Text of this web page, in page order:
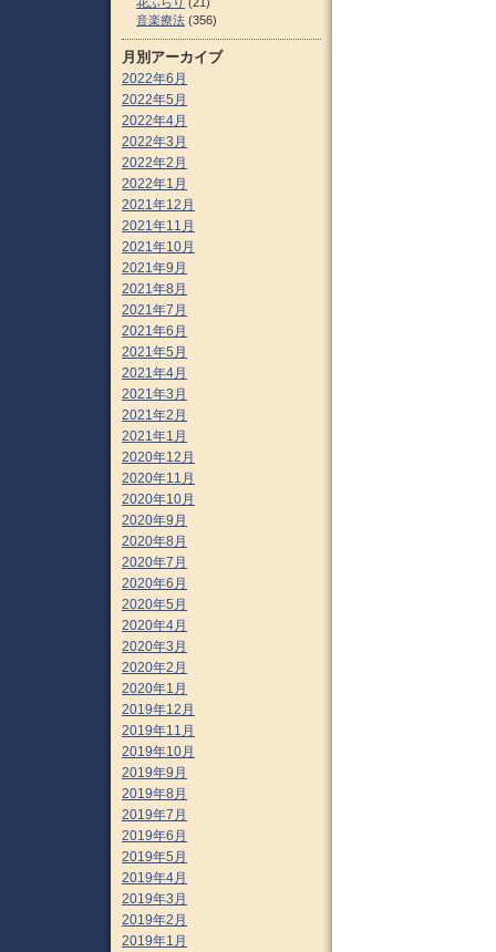
音楽療法 (356)
月別アーカイブ
2022年6月
2022年5月
2022年4月
2022年3月
2022年2月
2022年1月
2021年12月
2021年11月
2021年10月
2021年9月
2021年8月
2021年7月
2021年6月
2021年5月
2021年4月
2021年3月
2021年2月
2021年1月
2020年12月
2020年11月
2020年10月
2020年9月
2020年8月
2020年7月
2020年6月
2020年5月
2020年4月
2020年3月
2020年2月
2020年1月
2019年12月
2019年11月
2019年10月
2019年9月
2019年8月
2019年7月
2019年6月
2019年5月
2019年4月
2019年3月
2019年2月
2019年1月